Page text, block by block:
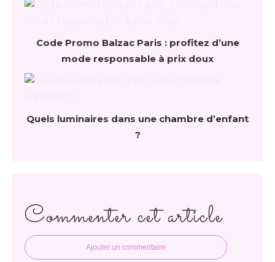
Code Promo Balzac Paris : profitez d’une
mode responsable à prix doux
Quels luminaires dans une chambre d’enfant
?
Commenter cet article
Ajouter un commentaire